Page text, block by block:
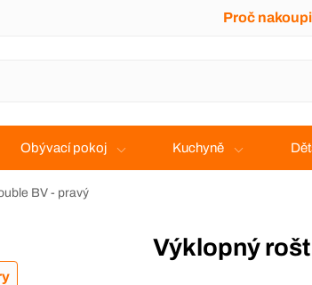
Proč
Obývací pokoj Kuchyně
BV - pravý
Výklopný